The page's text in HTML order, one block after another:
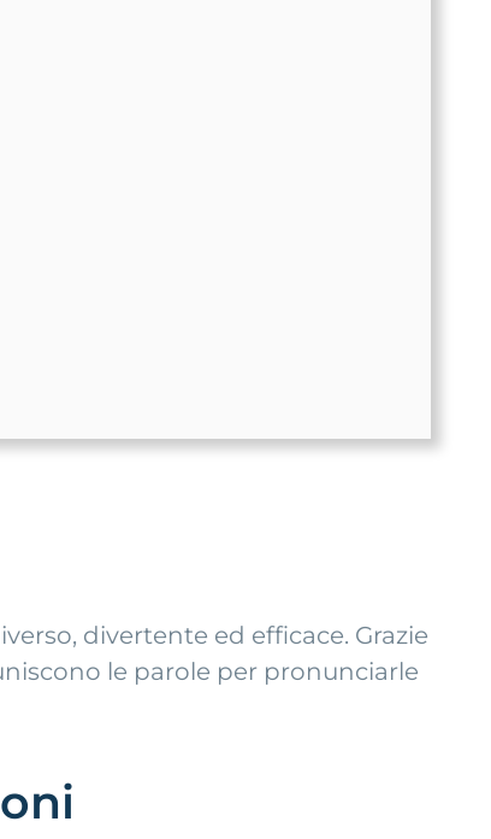
divertente ed efficace. Grazie
le parole per pronunciarle